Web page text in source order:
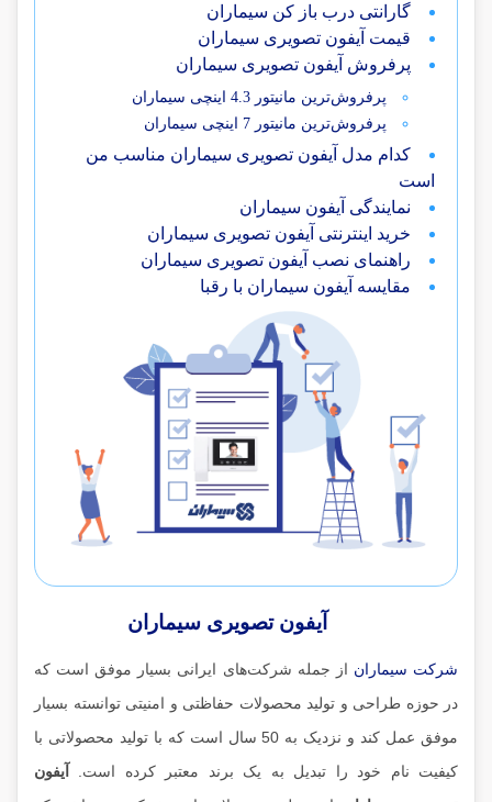
گارانتی درب باز کن سیماران
قیمت آیفون تصویری سیماران
پرفروش آیفون تصویری سیماران
پرفروش‌ترین مانیتور 4.3 اینچی سیماران
پرفروش‌ترین مانیتور 7 اینچی سیماران
کدام مدل آیفون تصویری سیماران مناسب من
است
نمایندگی آیفون سیماران
خرید اینترنتی آیفون تصویری سیماران
راهنمای نصب آیفون تصویری سیماران
مقایسه آیفون سیماران با رقبا
آیفون تصویری سیماران
شرکت سیماران از جمله شرکت‌های ایرانی بسیار موفق است که
در حوزه طراحی و تولید محصولات حفاظتی و امنیتی توانسته بسیار
موفق عمل کند و نزدیک به 50 سال است که با تولید محصولاتی با
کیفیت نام خود را تبدیل به یک برند معتبر کرده است.
آیفون